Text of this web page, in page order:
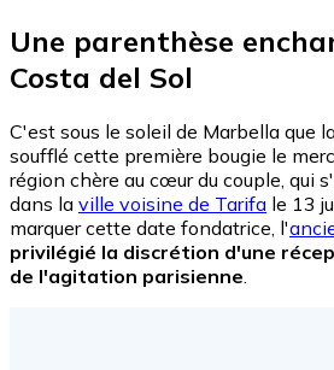
Une parenthèse
Costa del Sol
C'est sous le soleil de Marbella que
soufflé cette première bougie le
région chère au cœur du couple, qui
dans la ville voisine de Tarifa le 13
marquer cette date fondatrice, l'
privilégié la discrétion d'une
de l'agitation parisienne